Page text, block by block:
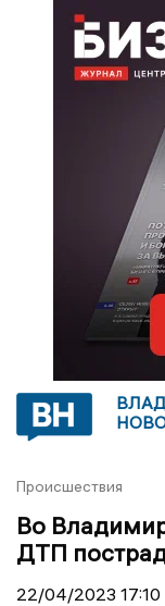
Происшествия
Во
ДТП
22/04/2023 17:10